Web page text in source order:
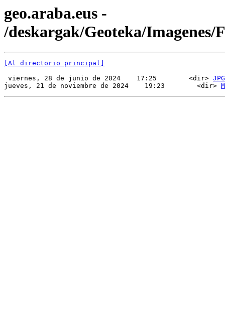
geo.araba.eus -
/deskargak/Geoteka/Imagenes/
[Al directorio principal]
viernes, 28 de junio de 2024    17:25        <dir> JPG
jueves, 21 de noviembre de 2024    19:23        <dir>